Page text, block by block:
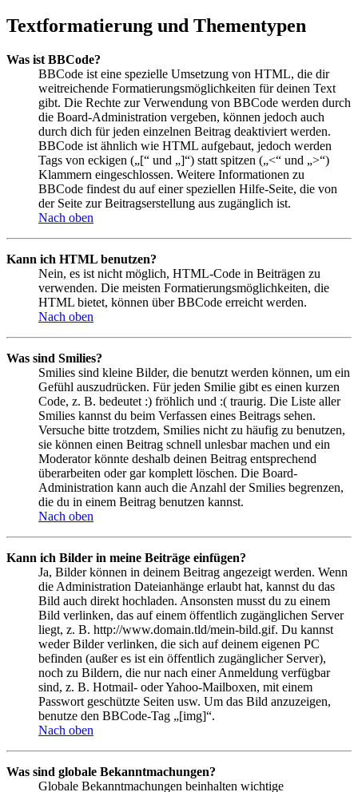
Textformatierung und Thementypen
Was ist BBCode?
BBCode ist eine spezielle Umsetzung von HTML, die dir
weitreichende Formatierungsmöglichkeiten für deinen Text
gibt. Die Rechte zur Verwendung von BBCode werden durch
die Board-Administration vergeben, können jedoch auch
durch dich für jeden einzelnen Beitrag deaktiviert werden.
BBCode ist ähnlich wie HTML aufgebaut, jedoch werden
Tags von eckigen („[“ und „]“) statt spitzen („<“ und „>“)
Klammern eingeschlossen. Weitere Informationen zu
BBCode findest du auf einer speziellen Hilfe-Seite, die von
der Seite zur Beitragserstellung aus zugänglich ist.
Nach oben
Kann ich HTML benutzen?
Nein, es ist nicht möglich, HTML-Code in Beiträgen zu
verwenden. Die meisten Formatierungsmöglichkeiten, die
HTML bietet, können über BBCode erreicht werden.
Nach oben
Was sind Smilies?
Smilies sind kleine Bilder, die benutzt werden können, um ein
Gefühl auszudrücken. Für jeden Smilie gibt es einen kurzen
Code, z. B. bedeutet :) fröhlich und :( traurig. Die Liste aller
Smilies kannst du beim Verfassen eines Beitrags sehen.
Versuche bitte trotzdem, Smilies nicht zu häufig zu benutzen,
sie können einen Beitrag schnell unlesbar machen und ein
Moderator könnte deshalb deinen Beitrag entsprechend
überarbeiten oder gar komplett löschen. Die Board-
Administration kann auch die Anzahl der Smilies begrenzen,
die du in einem Beitrag benutzen kannst.
Nach oben
Kann ich Bilder in meine Beiträge einfügen?
Ja, Bilder können in deinem Beitrag angezeigt werden. Wenn
die Administration Dateianhänge erlaubt hat, kannst du das
Bild auch direkt hochladen. Ansonsten musst du zu einem
Bild verlinken, das auf einem öffentlich zugänglichen Server
liegt, z. B. http://www.domain.tld/mein-bild.gif. Du kannst
weder Bilder verlinken, die sich auf deinem eigenen PC
befinden (außer es ist ein öffentlich zugänglicher Server),
noch zu Bildern, die nur nach einer Anmeldung verfügbar
sind, z. B. Hotmail- oder Yahoo-Mailboxen, mit einem
Passwort geschützte Seiten usw. Um das Bild anzuzeigen,
benutze den BBCode-Tag „[img]“.
Nach oben
Was sind globale Bekanntmachungen?
Globale Bekanntmachungen beinhalten wichtige